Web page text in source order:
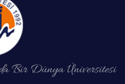
Bir Dünya Üniversitesi